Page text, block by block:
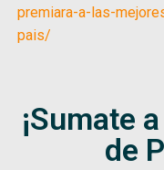
premiara-a-las-
pais/
¡Sumate
de